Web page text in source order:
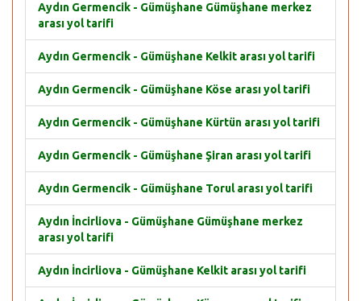
Aydın Germencik - Gümüşhane Gümüşhane merkez
arası yol tarifi
Aydın Germencik - Gümüşhane Kelkit arası yol tarifi
Aydın Germencik - Gümüşhane Köse arası yol tarifi
Aydın Germencik - Gümüşhane Kürtün arası yol tarifi
Aydın Germencik - Gümüşhane Şiran arası yol tarifi
Aydın Germencik - Gümüşhane Torul arası yol tarifi
Aydın İncirliova - Gümüşhane Gümüşhane merkez
arası yol tarifi
Aydın İncirliova - Gümüşhane Kelkit arası yol tarifi